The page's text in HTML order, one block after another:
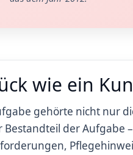
wie ein
gehörte nicht nur
der Aufgabe